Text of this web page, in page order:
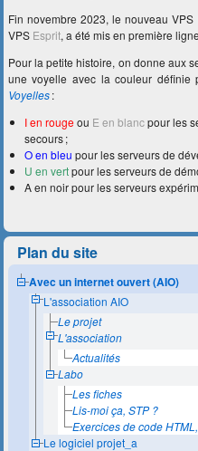
Fin novembre 2023, le nouveau VPS
VPS Esprit, a été mis en première
Pour la petite histoire, on donne aux
une voyelle avec la couleur définie
Voyelles:
I en rougeou E en blancpour les
secours ;
O en bleu pour les serveurs de
U en vertpour les serveurs de
A en noir pour les serveurs
Plan du site
Avec un internet ouvert (AIO)
L'association AIO
Le projet
L'association
Actualités
Labo
Les fiches
Lis-moi ça, STP ?
Exercices de code
Le logiciel projet_a